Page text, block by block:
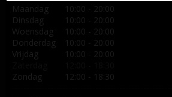
Maandag
10:00 - 20:00
Dinsdag
10:00 - 20:00
Woensdag
10:00 - 20:00
Donderdag
10:00 - 20:00
Vrijdag
10:00 - 20:00
Zondag
12:00 - 18:30